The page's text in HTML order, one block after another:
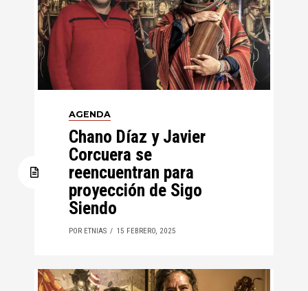
AGENDA
Chano Díaz y Javier
Corcuera se
reencuentran para
proyección de Sigo
Siendo
POR ETNIAS 15 FEBRERO, 2025